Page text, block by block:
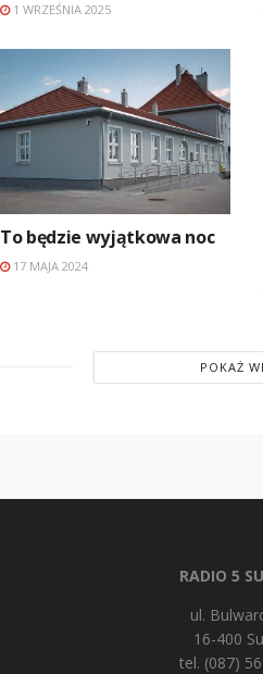
1 WRZEŚNIA 2025
To będzie wyjątkowa noc
17 MAJA 2024
POKAŻ
RADIO 5
ul.
16-400
tel. (087)